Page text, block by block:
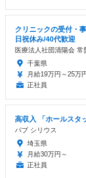
クリニックの受付・
日祝休み/40代歓迎
医療法人社団清陽会 常
千葉県
月給19万円～25万
正社員
高収入 「ホールスタ
パブ シリウス
埼玉県
月給30万円～
正社員